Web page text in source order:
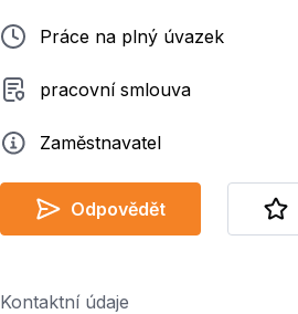
Typ pracovního poměru
Práce na plný úvazek
Typ smluvního vztahu
pracovní smlouva
ZadavatelZaměstnavatel
Odpovědět
Kontaktní údaje